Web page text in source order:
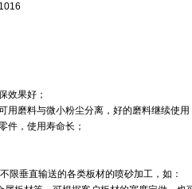
效果好；
用磨料与微小粉尘分离，好的磨料继续使用
件，使用寿命长；
限垂直输送的各类板材的喷砂加工，如：